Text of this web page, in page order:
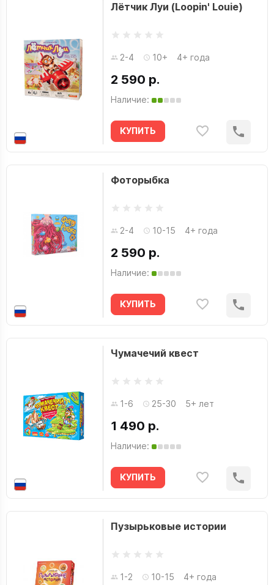
Лётчик Луи (Loopin' Louie)
2-4 10+ 4+ года
2 590 р.
Наличие:
КУПИТЬ
Фоторыбка
2-4 10-15 4+ года
2 590 р.
Наличие:
КУПИТЬ
Чумачечий квест
1-6 25-30 5+ лет
1 490 р.
Наличие:
КУПИТЬ
Пузырьковые истории
1-2 10-15 4+ года